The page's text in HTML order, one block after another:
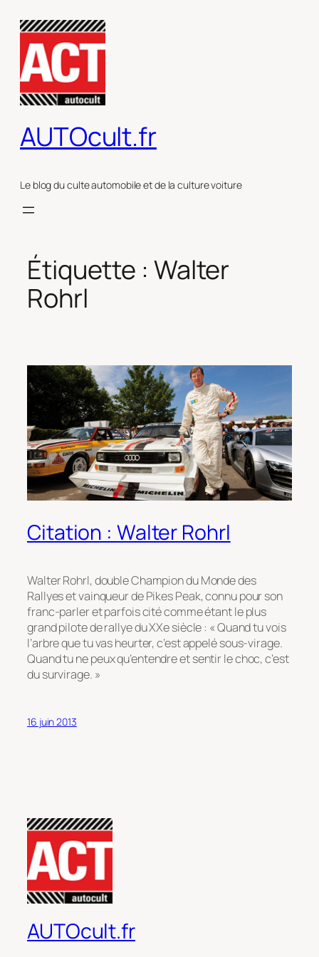
contenu
AUTOcult.fr
Le blog du culte automobile et de la culture voiture
Étiquette : Walter
Rohrl
Citation : Walter Rohrl
Walter Rohrl, double Champion du Monde des
Rallyes et vainqueur de Pikes Peak, connu pour son
franc-parler et parfois cité comme étant le plus
grand pilote de rallye du XXe siècle : « Quand tu vois
l’arbre que tu vas heurter, c’est appelé sous-virage.
Quand tu ne peux qu’entendre et sentir le choc, c’est
du survirage. »
16 juin 2013
AUTOcult.fr